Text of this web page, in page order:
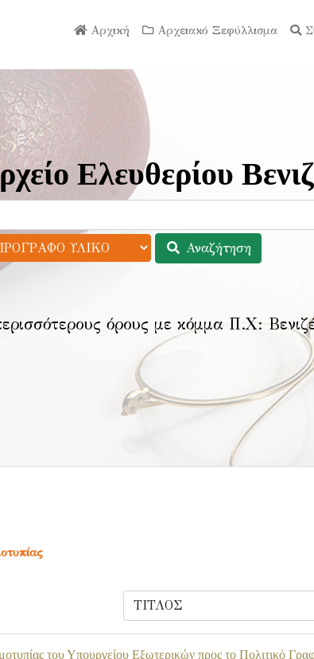
Αρχική Αρχειακό Ξεφύλλισμα
Ελευθερίου
Αναζήτηση
όρους με κόμμα Π.Χ:
του Υπουργείου Εξωτερικών προς το Πολιτικό